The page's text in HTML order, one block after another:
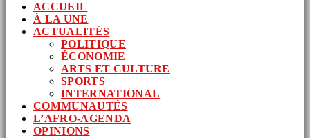
ACCUEIL
À LA UNE
ACTUALITÉS
POLITIQUE
ÉCONOMIE
ARTS ET CULTURE
SPORTS
INTERNATIONAL
COMMUNAUTÉS
L’AFRO-AGENDA
OPINIONS